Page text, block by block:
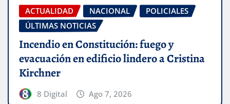
ACTUALIDAD NACIONAL
POLICIALES
ÚLTIMAS NOTICIAS
Incendio en Constitución: fuego y
evacuación en edificio lindero a Cristina
Kirchner
8 Digital Ago 7, 2026